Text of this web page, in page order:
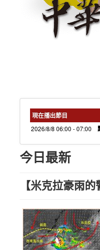
現在播出節目
2026/8/8 06:00 - 07:00
今日最新
【米克拉豪雨